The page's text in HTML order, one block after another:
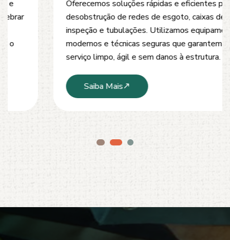
Oferecemos soluções rápidas e eficientes para
desobstrução de redes de esgoto, caixas de
inspeção e tubulações. Utilizamos equipamentos
modernos e técnicas seguras que garantem um
serviço limpo, ágil e sem danos à estrutura.
Saiba Mais